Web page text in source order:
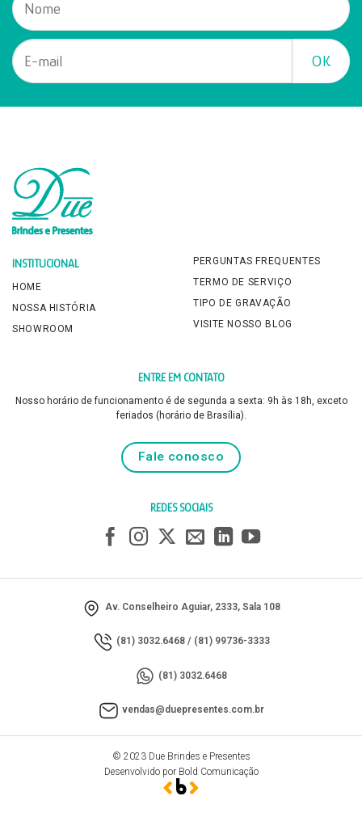
INSTITUCIONAL
HOME
NOSSA HISTÓRIA
SHOWROOM
PERGUNTAS FREQUENTES
TERMO DE SERVIÇO
TIPO DE GRAVAÇÃO
VISITE NOSSO BLOG
ENTRE EM CONTATO
Nosso horário de funcionamento é de segunda a sexta: 9h às 18h, exceto
feriados (horário de Brasília).
Fale conosco
REDES SOCIAIS
Av. Conselheiro Aguiar, 2333, Sala 108
(81) 3032.6468/ (81) 99736-3333
(81) 3032.6468
vendas@duepresentes.com.br
© 2023 Due Brindes e Presentes
Desenvolvido por Bold Comunicação